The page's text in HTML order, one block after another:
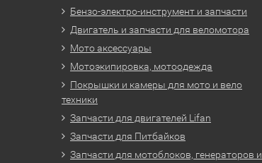
Бензо-электро-инструмент и запчасти
Двигатель и запчасти для веломотора
Мото аксессуары
Мотоэкипировка, мотоодежда
Покрышки и камеры для мото и вело
техники
Запчасти для двигателей Lifan
Запчасти для Питбайков
Запчасти для мотоблоков, генераторов и